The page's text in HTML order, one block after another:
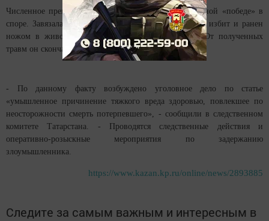
Численное превосходство не стало причиной к заочной «победе» в
споре. Завязалась драка, в ходе которой был жестоко избит и ранен
ножом в живот потерпевший 35-летний мужчин. От полученных
травм он скончался в больнице.
- По данному факту возбуждено уголовное дело по статье
«умышленное причинение тяжкого вреда здоровью, повлекшее по
неосторожности смерть потерпевшего», - сообщили в следственном
комитете Татарстана. - Проводятся следственные действия и
оперативно-розыскные мероприятия по задержанию
злоумышленника.
https://www.kazan.kp.ru/online/news/2893885
Следите за самым важным и интересным в